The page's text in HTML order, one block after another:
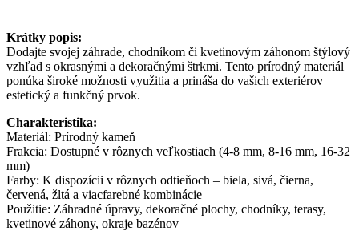
Krátky popis:
Dodajte svojej záhrade, chodníkom či kvetinovým záhonom štýlový
vzhľad s okrasnými a dekoračnými štrkmi. Tento prírodný materiál
ponúka široké možnosti využitia a prináša do vašich exteriérov
estetický a funkčný prvok.
Charakteristika:
Materiál: Prírodný kameň
Frakcia: Dostupné v rôznych veľkostiach (4-8 mm, 8-16 mm, 16-32
mm)
Farby: K dispozícii v rôznych odtieňoch – biela, sivá, čierna,
červená, žltá a viacfarebné kombinácie
Použitie: Záhradné úpravy, dekoračné plochy, chodníky, terasy,
kvetinové záhony, okraje bazénov